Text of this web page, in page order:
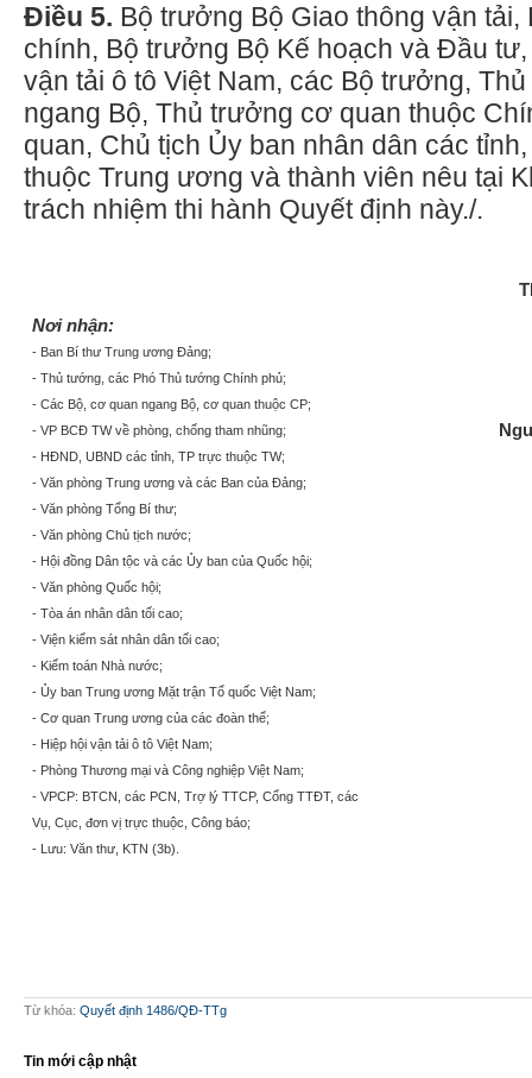
Điều 5. Bộ trưởng Bộ Giao thông vận
chính, Bộ trưởng Bộ Kế hoạch và Đầu
vận tải ô tô Việt Nam, các Bộ trưởng,
ngang Bộ, Thủ trưởng cơ quan thuộc
quan, Chủ tịch Ủy ban nhân dân các
thuộc Trung ương và thành viên nêu tại
trách nhiệm thi hành Quyết định này./.
Nơi nhận:
- Ban Bí thư Trung ương Đảng;
-Thủ tướng, các Phó Thủ tướng Chính phủ;
-Các Bộ, cơ quan ngang Bộ, cơ quan thuộc CP;
-VP BCĐ TW về phòng, chống tham nhũng;
- HĐND,UBND các tỉnh, TP trực thuộc TW;
-Văn phòng Trung ương và các Ban của Đảng;
-Văn phòng Tổng Bí thư;
-Văn phòng Chủ tịch nước;
- Hội đồng Dân tộc và cácỦy ban của Quốc hội;
-Văn phòng Quốc hội;
-Tòa án nhân dân tối cao;
-Viện kiểm sát nhân dân tối cao;
- Kiểm toán Nhà nước;
- Ủy ban Trung ương Mặttrận Tổ quốc Việt Nam;
-Cơ quan Trung ương của các đoàn thể;
- Hiệp hội vận tải ô tô Việt Nam;
- Phòng Thương mại và Công nghiệp Việt Nam;
-VPCP: BTCN, các PCN, Trợ lý TTCP, Cổng TTĐT, các
Vụ, Cục, đơn vị trực thuộc, Công báo;
- Lưu: Văn thư, KTN (3b).
Từ khóa: Quyết định 1486/QĐ-TTg
Tin mới cập nhật